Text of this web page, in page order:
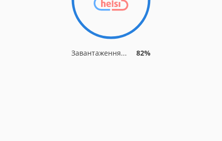
Завантаження... 82%